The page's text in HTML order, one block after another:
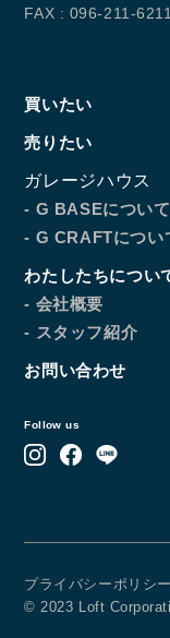
FAX : 096-211-6211
買いたい
売りたい
ガレージハウス
- G BASEについて
- G CRAFTについ
わたしたちについ
- 会社概要
- スタッフ紹介
お問い合わせ
Follow us
プライバシーポリシー
© 2023 Loft